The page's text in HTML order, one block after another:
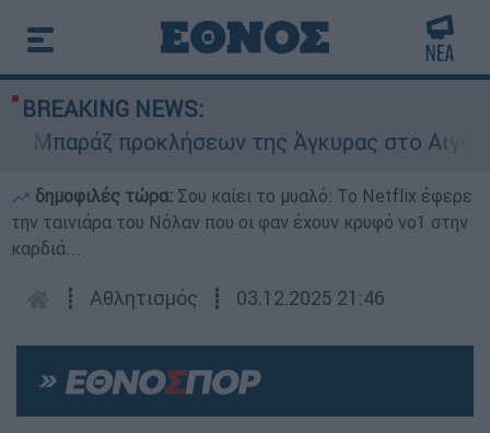
BREAKING NEWS:
προκλήσεων της Άγκυρας στο Αιγαίο:
δημοφιλές τώρα: Σου καίει το μυαλό: Το Netflix έφερε
την ταινιάρα του Νόλαν που οι φαν έχουν κρυφό νο1 στην
καρδιά...
┋ Αθλητισμός ┋ 03.12.2025 21:46